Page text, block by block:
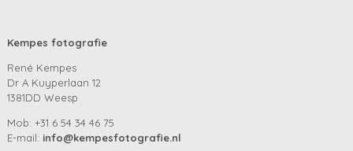
Kempes fotografie
René Kempes
Dr A Kuyperlaan 12
1381DD Weesp
Mob: +31 6 54 34 46 75
E-mail: info@kempesfotografie.nl